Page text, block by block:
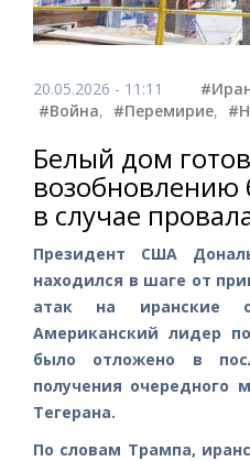
20.05.2026 - 11:11
#Война, #Перемирие,
Белый дом
возобновлению
в случае
Президент США
находился в шаге от
атак на иранские
Американский лидер
было отложено в
получения очередного
Тегерана.
По словам Трампа,